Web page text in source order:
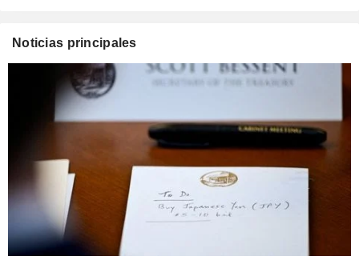
Noticias principales